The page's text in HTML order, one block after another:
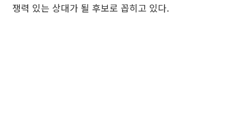
쟁력 있는 상대가 될 후보로 꼽히고 있다.